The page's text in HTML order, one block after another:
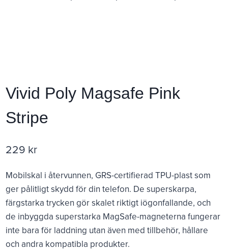
Vivid Poly Magsafe Pink
Stripe
229 kr
Mobilskal i återvunnen, GRS-certifierad TPU-plast som
ger pålitligt skydd för din telefon. De superskarpa,
färgstarka trycken gör skalet riktigt iögonfallande, och
de inbyggda superstarka MagSafe-magneterna fungerar
inte bara för laddning utan även med tillbehör, hållare
och andra kompatibla produkter.